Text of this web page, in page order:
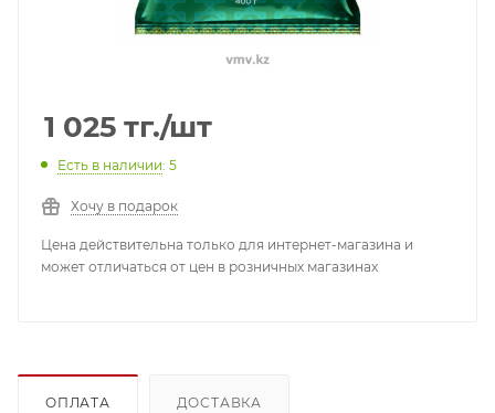
1 025 тг./шт
Есть в наличии: 5
Хочу в подарок
Цена действительна только для интернет-магазина и
может отличаться от цен в розничных магазинах
ОПЛАТА ДОСТАВКА